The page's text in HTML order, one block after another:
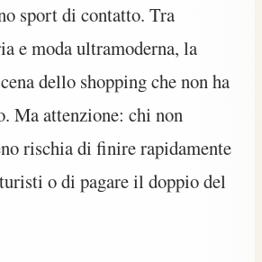
sport di contatto. Tra
e moda ultramoderna, la
dello shopping che non ha
Ma attenzione: chi non
rischia di finire rapidamente
o di pagare il doppio del